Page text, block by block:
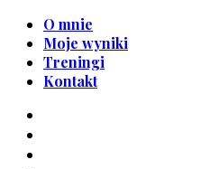
O mnie
Moje wyniki
Treningi
Kontakt